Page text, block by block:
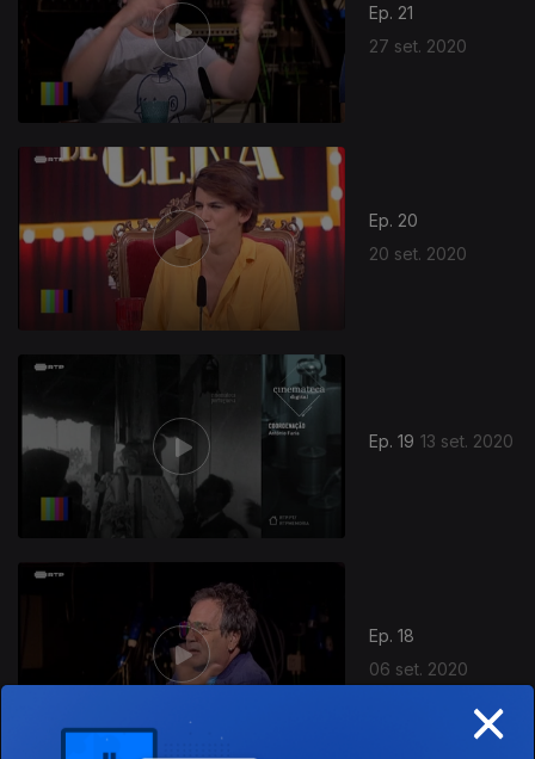
Ep. 21
27 set. 2020
Ep. 20
20 set. 2020
Ep. 19 13 set. 2020
Ep. 18
06 set. 2020
×